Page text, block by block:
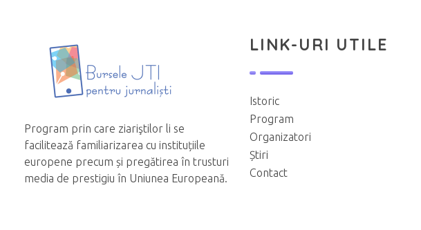
Program prin care ziariştilor li se
facilitează familiarizarea cu instituțiile
europene precum și pregătirea în trusturi
media de prestigiu în Uniunea Europeană.
LINK-URI UTILE
Istoric
Program
Organizatori
Știri
Contact